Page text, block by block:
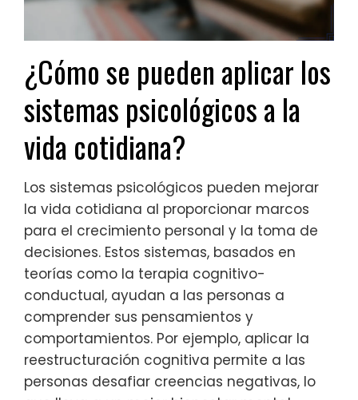
¿Cómo se pueden aplicar los
sistemas psicológicos a la
vida cotidiana?
Los sistemas psicológicos pueden mejorar
la vida cotidiana al proporcionar marcos
para el crecimiento personal y la toma de
decisiones. Estos sistemas, basados en
teorías como la terapia cognitivo-
conductual, ayudan a las personas a
comprender sus pensamientos y
comportamientos. Por ejemplo, aplicar la
reestructuración cognitiva permite a las
personas desafiar creencias negativas, lo